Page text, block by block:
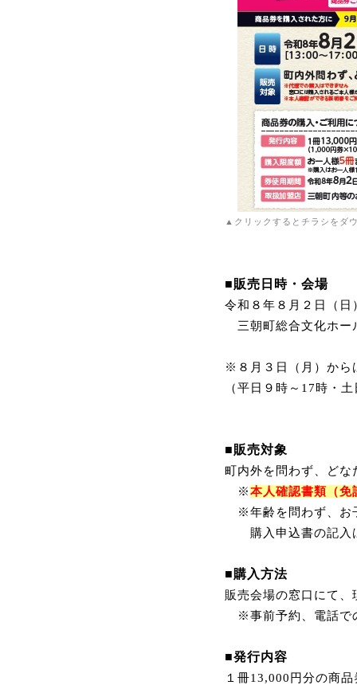
▲クリックするとチラシをダ
■販売日時・会場
令和８年８月２日（
三朝町総合文化ホー
※８月３日（月）か
（平日９時～17時・
■販売対象
町内外を問わず、ど
※本人確認書類（免
※年齢を問わず、お
購入申込書の記入は
■購入方法
販売会場の窓口にて
※事前予約、電話で
■発行内容
１冊13,000円分の商